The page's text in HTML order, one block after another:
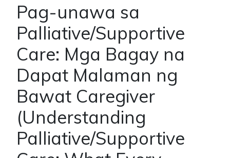
Pag-unawa sa
Palliative/Supportive
Care: Mga Bagay na
Dapat Malaman ng
Bawat Caregiver
(Understanding
Palliative/Supportive